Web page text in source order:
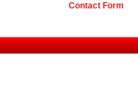
Contact Form